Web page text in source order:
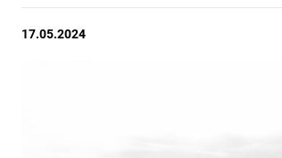
17.05.2024